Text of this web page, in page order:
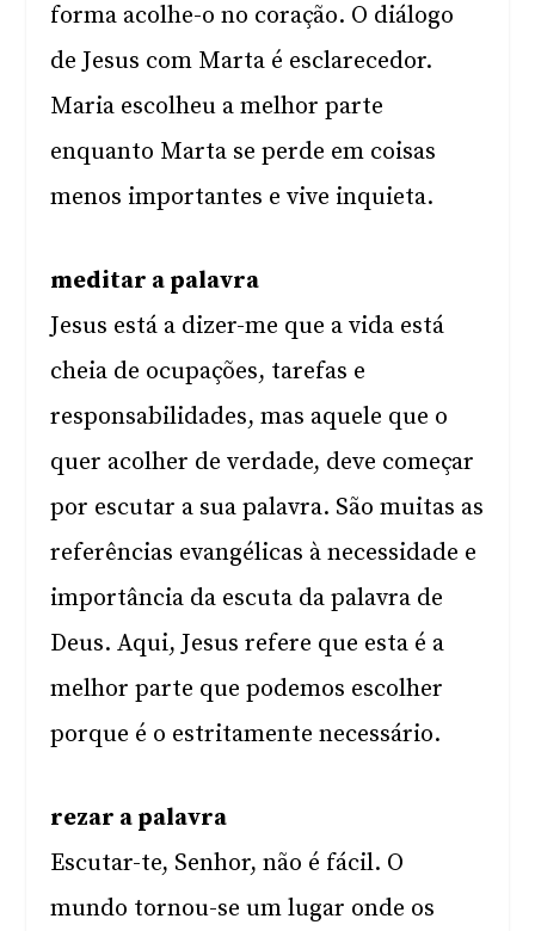
forma acolhe-o no coração. O diálogo
de Jesus com Marta é esclarecedor.
Maria escolheu a melhor parte
enquanto Marta se perde em coisas
menos importantes e vive inquieta.
meditar a palavra
Jesus está a dizer-me que a vida está
cheia de ocupações, tarefas e
responsabilidades, mas aquele que o
quer acolher de verdade, deve começar
por escutar a sua palavra. São muitas as
referências evangélicas à necessidade e
importância da escuta da palavra de
Deus. Aqui, Jesus refere que esta é a
melhor parte que podemos escolher
porque é o estritamente necessário.
rezar a palavra
Escutar-te, Senhor, não é fácil. O
mundo tornou-se um lugar onde os